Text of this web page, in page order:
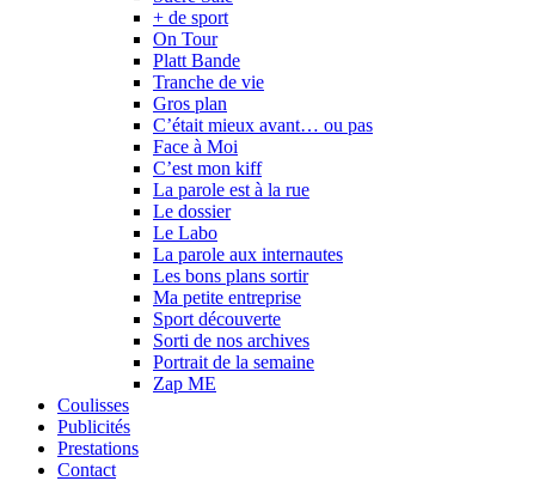
+ de sport
On Tour
Platt Bande
Tranche de vie
Gros plan
C’était mieux avant… ou pas
Face à Moi
C’est mon kiff
La parole est à la rue
Le dossier
Le Labo
La parole aux internautes
Les bons plans sortir
Ma petite entreprise
Sport découverte
Sorti de nos archives
Portrait de la semaine
Zap ME
Coulisses
Publicités
Prestations
Contact